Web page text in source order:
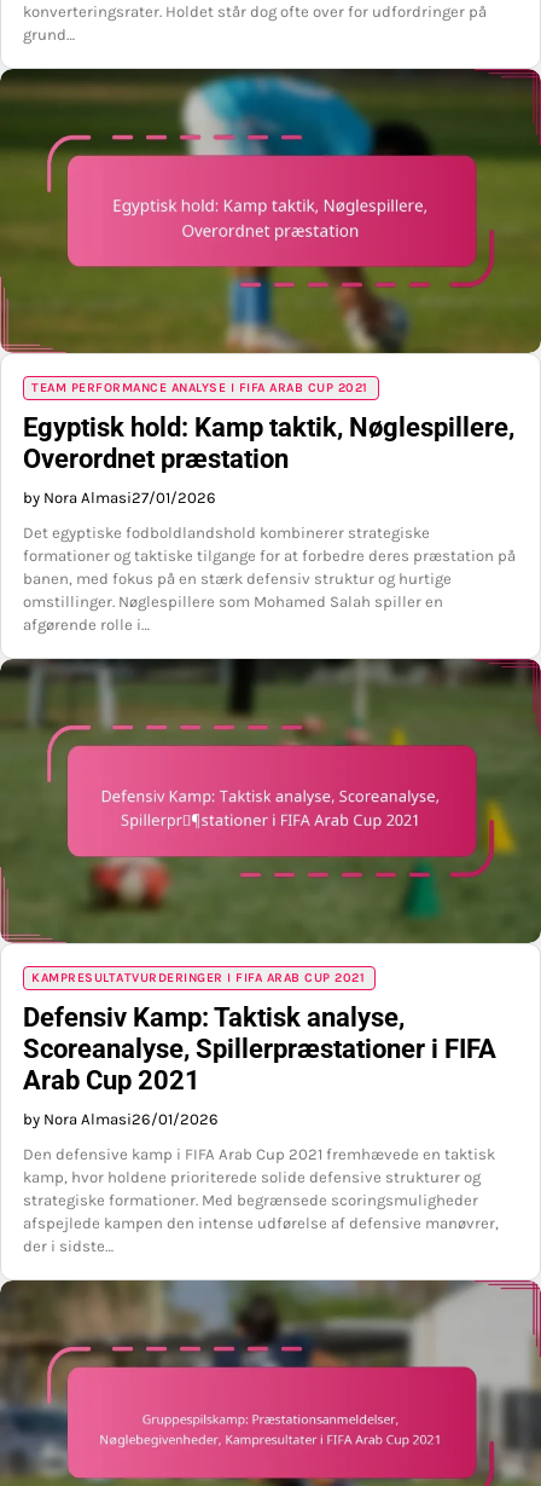
konverteringsrater. Holdet står dog ofte over for udfordringer på
grund…
TEAM PERFORMANCE ANALYSE I FIFA ARAB CUP 2021
Egyptisk hold: Kamp taktik, Nøglespillere,
Overordnet præstation
by Nora Almasi27/01/2026
Det egyptiske fodboldlandshold kombinerer strategiske
formationer og taktiske tilgange for at forbedre deres præstation på
banen, med fokus på en stærk defensiv struktur og hurtige
omstillinger. Nøglespillere som Mohamed Salah spiller en
afgørende rolle i…
KAMPRESULTATVURDERINGER I FIFA ARAB CUP 2021
Defensiv Kamp: Taktisk analyse,
Scoreanalyse, Spillerpræstationer i FIFA
Arab Cup 2021
by Nora Almasi26/01/2026
Den defensive kamp i FIFA Arab Cup 2021 fremhævede en taktisk
kamp, hvor holdene prioriterede solide defensive strukturer og
strategiske formationer. Med begrænsede scoringsmuligheder
afspejlede kampen den intense udførelse af defensive manøvrer,
der i sidste…